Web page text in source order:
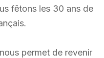
fêtons les 30 ans de
permet de revenir